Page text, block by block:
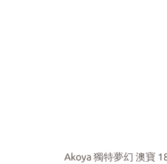
Akoya 獨特夢幻 澳寶